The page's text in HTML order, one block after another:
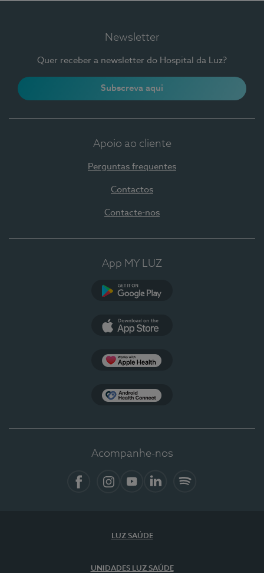
Newsletter
Quer receber a newsletter do Hospital da Luz?
Subscreva aqui
Apoio ao cliente
Perguntas frequentes
Contactos
Contacte-nos
App MY LUZ
Acompanhe-nos
LUZ SAÚDE
UNIDADES LUZ SAÚDE